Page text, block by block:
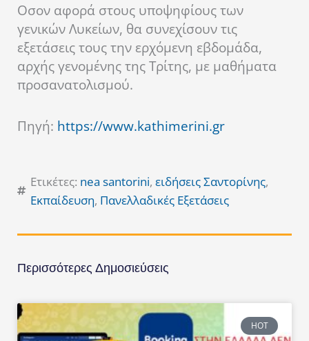
Οσον αφορά στους υποψηφίους των
γενικών Λυκείων, θα συνεχίσουν τις
εξετάσεις τους την ερχόμενη εβδομάδα,
αρχής γενομένης της Τρίτης, με μαθήματα
προσανατολισμού.
Πηγή: https://www.kathimerini.gr
Ετικέτες: nea santorini, ειδήσεις Σαντορίνης,
Εκπαίδευση, Πανελλαδικές Εξετάσεις
Περισσότερες Δημοσιεύσεις
HOT